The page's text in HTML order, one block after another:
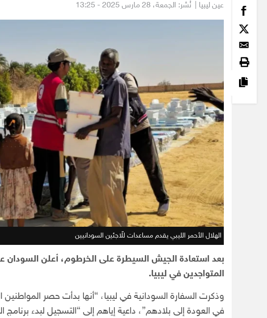
عين ليبيا | نُشر: الجمعة،
الهلال الأحمر الليبي يقدم مساعدات للّاجئين السودانيين
بعد استعادة الجيش السيطرة على الخرطوم، أعلن السودان
المتواجدين في ليبيا.
وذكرت السفارة السودانية في ليبيا، “أنها بدأت حصر المواطنين
في العودة إلى بلادهم”، داعية إياهم إلى “التسجيل لبدء